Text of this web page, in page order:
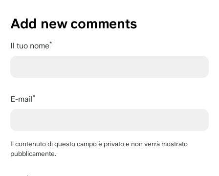
Add new comments
Il tuo nome
E-mail
Il contenuto di questo campo è privato e non verrà mostrato
pubblicamente.